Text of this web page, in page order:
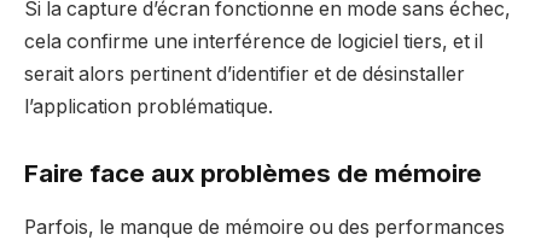
Si la capture d’écran fonctionne en mode sans échec,
cela confirme une interférence de logiciel tiers, et il
serait alors pertinent d’identifier et de désinstaller
l’application problématique.
Faire face aux problèmes de mémoire
Parfois, le manque de mémoire ou des performances